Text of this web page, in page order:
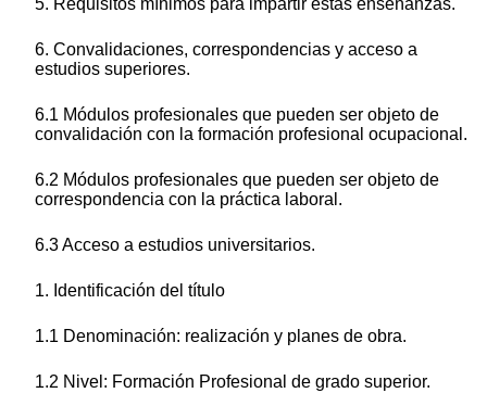
5. Requisitos mínimos para impartir estas enseñanzas.
6. Convalidaciones, correspondencias y acceso a
estudios superiores.
6.1 Módulos profesionales que pueden ser objeto de
convalidación con la formación profesional ocupacional.
6.2 Módulos profesionales que pueden ser objeto de
correspondencia con la práctica laboral.
6.3 Acceso a estudios universitarios.
1. Identificación del título
1.1 Denominación: realización y planes de obra.
1.2 Nivel: Formación Profesional de grado superior.